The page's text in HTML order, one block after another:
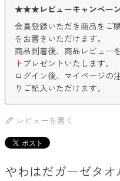
★★★レビューキャンペ
会員登録いただき商品をご
をお書きいただけます。
商品到着後、商品レビュー
ト プレゼントいたします。
ログイン後、マイページの
りご記入いただけます。
レビューを書く
やわはだガーゼタ